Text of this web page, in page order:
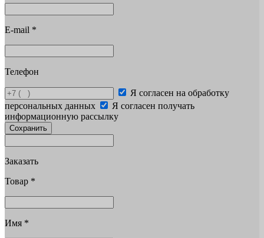
E-mail *
Телефон
Я согласен на обработку
персональных данных
Я согласен получать
информационную рассылку
Сохранить
Заказать
Товар *
Имя *